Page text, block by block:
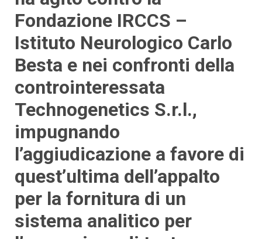
Fondazione IRCCS –
Istituto Neurologico Carlo
Besta e nei confronti della
controinteressata
Technogenetics S.r.l.,
impugnando
l’aggiudicazione a favore di
quest’ultima dell’appalto
per la fornitura di un
sistema analitico per